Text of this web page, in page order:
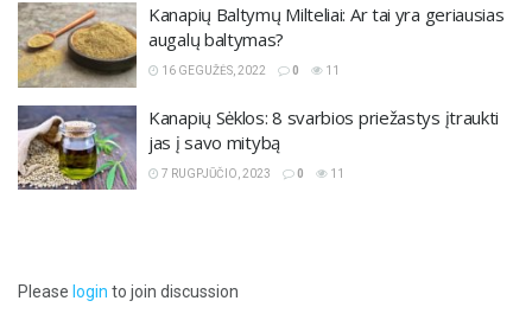
Kanapių Baltymų Milteliai: Ar tai yra geriausias
augalų baltymas?
16 GEGUŽĖS, 2022 0 11
Kanapių Sėklos: 8 svarbios priežastys įtraukti
jas į savo mitybą
7 RUGPJŪČIO, 2023 0 11
Please login to join discussion